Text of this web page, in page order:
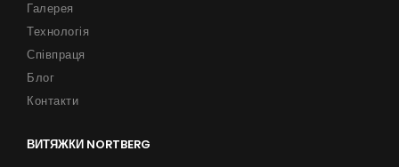
Галерея
Технологія
Співпраця
Блог
Контакти
ВИТЯЖКИ NORTBERG